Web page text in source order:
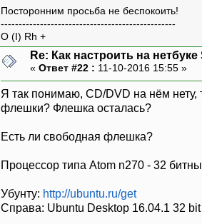
Посторонним просьба не беспокоить!
-------------------------------------------------
O (I) Rh +
Re: Как настроить на
« Ответ #22 : 11-10-2016 15:55 »
Я так понимаю, CD/DVD на нём нету,
флешки? Флешка осталась?
Есть ли свободная флешка?
Процессор типа Atom n270 - 32
Убунту: http://ubuntu.ru/get
Справа: Ubuntu Desktop 16.04.1 32 bit